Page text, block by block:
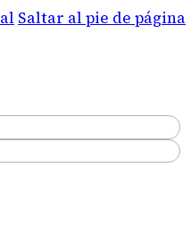
Saltar al pie de página